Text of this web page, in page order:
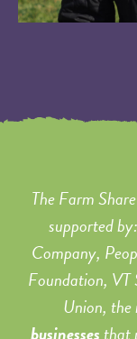
The Farm
supported
Company,
Foundation, VT
Union, the
businesses that